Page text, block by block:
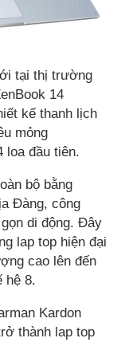
tại thị trường
14
kế thanh lịch
mỏng
loa đầu tiên.
bộ bằng
Đàng, công
di động. Đây
lap top hiện đại
cao lên đến
hệ 8.
Kardon
thành lap top